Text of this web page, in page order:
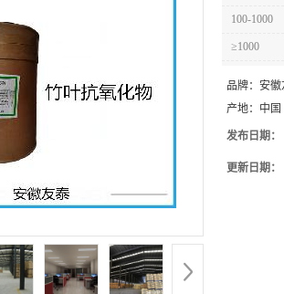
100-1000
≥1000
品牌： 安徽
产地： 中国
发布日期：
更新日期：